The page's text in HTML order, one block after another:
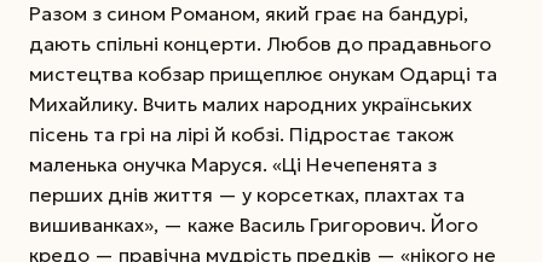
Разом з сином Романом, який грає на бандурі,
дають спільні концерти. Любов до прадавнього
мистецтва кобзар прищеплює онукам Одарці та
Михайлику. Вчить малих народних українських
пісень та грі на лірі й кобзі. Підростає також
маленька онучка Маруся. «Ці Нечепенята з
перших днів життя — у корсетках, плахтах та
вишиванках», — каже Василь Григорович. Його
кредо — правічна муд­рість предків — «нікого не